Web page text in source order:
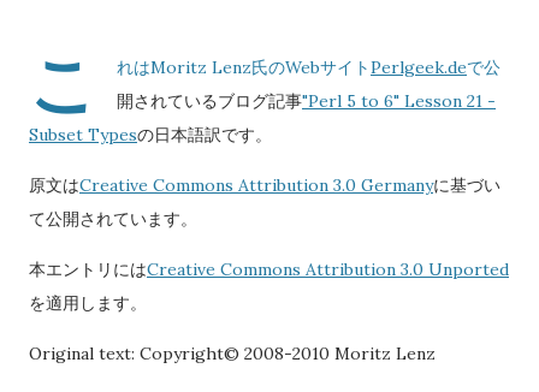
こ れはMoritz Lenz氏のWebサイトPerlgeek.deで公
開されているブログ記事"Perl 5 to 6" Lesson 21 -
Subset Typesの日本語訳です。
原文はCreative Commons Attribution 3.0 Germanyに基づい
て公開されています。
本エントリにはCreative Commons Attribution 3.0 Unported
を適用します。
Original text: Copyright© 2008-2010 Moritz Lenz